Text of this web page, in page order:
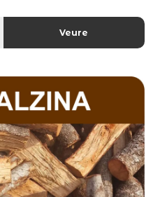
Veure